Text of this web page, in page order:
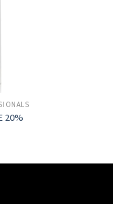
20%